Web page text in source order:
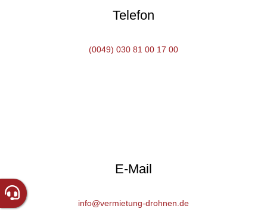
Telefon
(0049) 030 81 00 17 00
E-Mail
info@vermietung-drohnen.de